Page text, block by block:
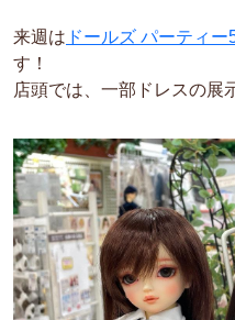
来週は ドールズ パーティ
す！
店頭では、一部ドレスの展